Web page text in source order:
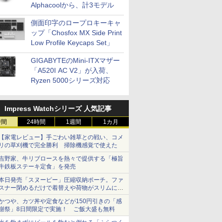
Alphacoolから、計3モデル
側面印字のロープロキーキャ
ップ「Chosfox MX Side Print
Low Profile Keycaps Set」
GIGABYTEのMini-ITXマザー
「A520I AC V2」が入荷、
Ryzen 5000シリーズ対応
Impress Watchシリーズ 人気記事
24時間 1週間 1カ月
家電レビュー】手ごわい雑草との戦い、コメ
の草刈機で完全勝利 掃除機感覚で使えた
野家、牛リブロースを熱々で提供する「極旨
鉄板ステーキ定食」を発売
日発売「スヌーピー」圧縮収納ポーチ。ファ
ナー閉めるだけで着替えや荷物がスリムにま
まる
つや、カツ丼や定食などが150円引きの「感
祭」8日間限定で実施！ ご飯大盛も無料